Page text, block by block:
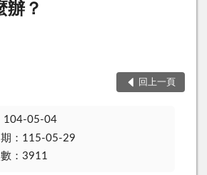
辦？
回上一頁
104-05-04
：115-05-29
：3911